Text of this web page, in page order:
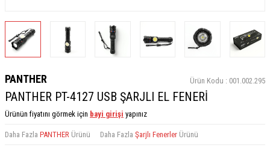
PANTHER Ürün Kodu : 001.002.295
PANTHER PT-4127 USB ŞARJLI EL FENERİ
Ürünün fiyatını görmek için bayi girişi yapınız
Daha Fazla PANTHER Ürünü Daha Fazla Şarjlı Fenerler Ürünü